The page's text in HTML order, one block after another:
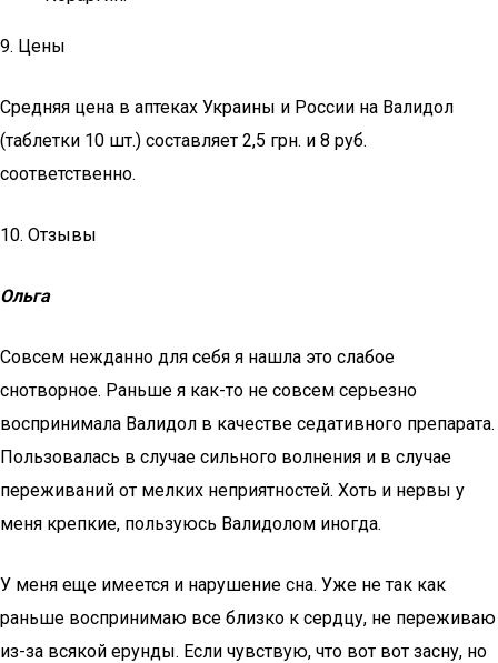
9. Цены
Средняя цена в аптеках Украины и России на Валидол
(таблетки 10 шт.) составляет 2,5 грн. и 8 руб.
соответственно.
10. Отзывы
Ольга
Совсем нежданно для себя я нашла это слабое
снотворное. Раньше я как-то не совсем серьезно
воспринимала Валидол в качестве седативного препарата.
Пользовалась в случае сильного волнения и в случае
переживаний от мелких неприятностей. Хоть и нервы у
меня крепкие, пользуюсь Валидолом иногда.
У меня еще имеется и нарушение сна. Уже не так как
раньше воспринимаю все близко к сердцу, не переживаю
из-за всякой ерунды. Если чувствую, что вот вот засну, но